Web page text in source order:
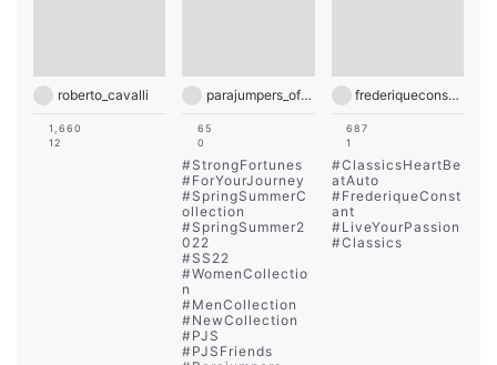
roberto_cavalli
1,660
12
parajumpers_official
65
0
#StrongFortunes
#ForYourJourney
#SpringSummerC
ollection
#SpringSummer2
022
#SS22
#WomenCollectio
n
#MenCollection
#NewCollection
#PJS
#PJSFriends
frederiqueconstant
687
1
#ClassicsHeartBe
atAuto
#FrederiqueConst
ant
#LiveYourPassion
#Classics